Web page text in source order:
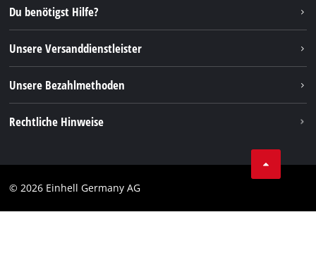
FAQs
Rücksendungen / Widerruf
Verpackungsrichtlinien
Hinweise zur Batterieentsorgung
Vertrag widerrufen
Instagram
TikTok
Pinterest
Linkedin
Du benötigst Hilfe?
Unsere Versanddienstleister
Unsere Bezahlmethoden
Rechtliche Hinweise
Impressum
© 2026 Einhell Germany AG